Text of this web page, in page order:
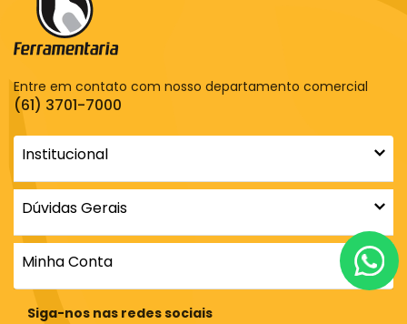
Entre em contato com nosso departamento comercial
(61) 3701-7000
Institucional
Dúvidas Gerais
Minha Conta
Siga-nos nas redes sociais